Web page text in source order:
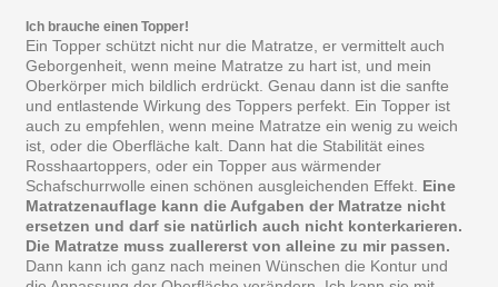
Ich brauche einen Topper!
Ein Topper schützt nicht nur die Matratze, er vermittelt auch
Geborgenheit, wenn meine Matratze zu hart ist, und mein
Oberkörper mich bildlich erdrückt. Genau dann ist die sanfte
und entlastende Wirkung des Toppers perfekt. Ein Topper ist
auch zu empfehlen, wenn meine Matratze ein wenig zu weich
ist, oder die Oberfläche kalt. Dann hat die Stabilität eines
Rosshaartoppers, oder ein Topper aus wärmender
Schafschurrwolle einen schönen ausgleichenden Effekt. Eine
Matratzenauflage kann die Aufgaben der Matratze nicht
ersetzen und darf sie natürlich auch nicht konterkarieren.
Die Matratze muss zuallererst von alleine zu mir passen.
Dann kann ich ganz nach meinen Wünschen die Kontur und